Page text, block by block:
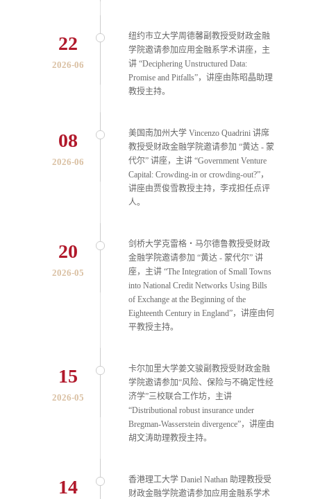
22
2026-06
纽约市立大学周德馨副教授受财政金融
学院邀请参加应用金融系学术讲座，主
讲 “Deciphering Unstructured Data:
Promise and Pitfalls”，讲座由陈昭晶助理
教授主持。
08
2026-06
美国南加州大学 Vincenzo Quadrini 讲席
教授受财政金融学院邀请参加 “黄达 - 蒙
代尔” 讲座，主讲 “Government Venture
Capital: Crowding-in or crowding-out?”，
讲座由贾俊雪教授主持，李戎担任点评
人。
20
2026-05
剑桥大学克雷格・马尔德鲁教授受财政
金融学院邀请参加 “黄达 - 蒙代尔” 讲
座，主讲 “The Integration of Small Towns
into National Credit Networks Using Bills
of Exchange at the Beginning of the
Eighteenth Century in England”，讲座由何
平教授主持。
15
2026-05
卡尔加里大学姜文骏副教授受财政金融
学院邀请参加“风险、保险与不确定性经
济学”三校联合工作坊，主讲
“Distributional robust insurance under
Bregman-Wasserstein divergence”，讲座由
胡文涛助理教授主持。
14
香港理工大学 Daniel Nathan 助理教授受
财政金融学院邀请参加应用金融系学术